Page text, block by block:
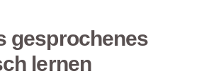
gesprochenes
lernen